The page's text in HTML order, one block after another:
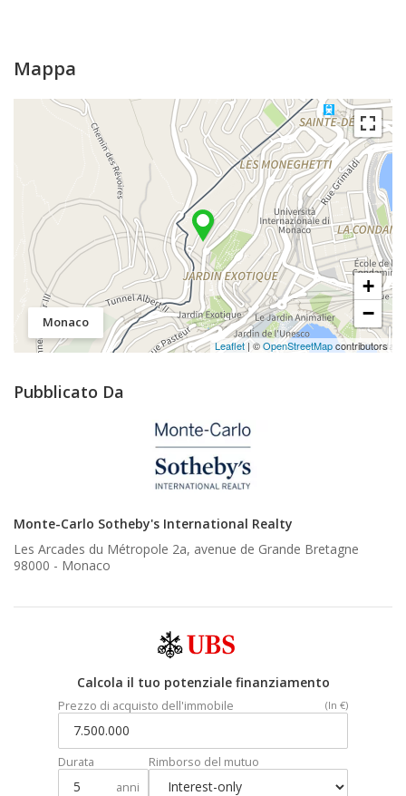
Mappa
Monaco
+
−
Leaflet | ©OpenStreetMapcontributors
Pubblicato Da
Monte-Carlo Sotheby's International Realty
Les Arcades du Métropole 2a, avenue de Grande Bretagne
98000 - Monaco
Calcola il tuo potenziale finanziamento
Prezzo di acquisto dell'immobile (In €)
Durata
anni
Rimborso del mutuo